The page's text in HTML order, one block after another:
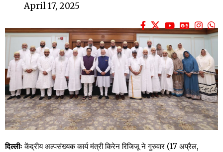
April 17, 2025
दिल्लीःकेंद्रीय अल्पसंख्यक कार्य मंत्री किरेन रिजिजू ने गुरुवार (17 अप्रैल,